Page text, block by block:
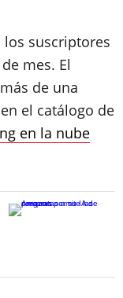
los suscriptores
mes. El
de una
el catálogo de
en la nube